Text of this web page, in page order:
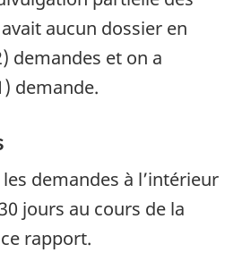
aucun dossier en
demandes et on a
demande.
demandes à l’intérieur
jours au cours de la
rapport.